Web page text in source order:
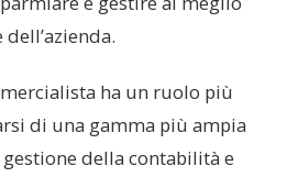
ha un ruolo più
di una gamma più ampia
della contabilità e